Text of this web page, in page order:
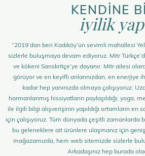
KENDİNE
iyilik
“2019’dan beri Kadıköy’ün sevimli mahallesi
sizlerle buluşmaya devam ediyoruz. Mitr
ve kökeni Sanskritçe’ye dayanır. Mitr ailesi
görüyor ve en keyifli anlarınızdan, en enerjiye
kadar hep yanınızda olmaya çalışıyoruz.
harmanlanmış hissiyatların paylaşıldığı; yoga,
ile ilgili bilgi alışverişinin yapıldığı ortamların en
için çalışıyoruz. Tüm dünyada çeşitli zamanlarda
bu geleneklere ait ürünlere ulaşmanız için
mağazamızda, hem web sitemizde sizlerle
Arkadaşınız hep burada